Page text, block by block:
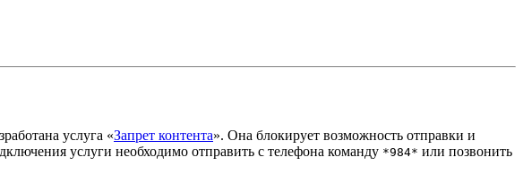
услуга «Запрет контента». Она блокирует возможность отправки и
услуги необходимо отправить с телефона команду *984* или позвонить